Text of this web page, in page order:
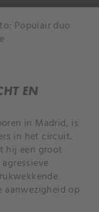
Populair duo
EN
in Madrid, is
in het circuit.
hij een groot
aanwezigheid op